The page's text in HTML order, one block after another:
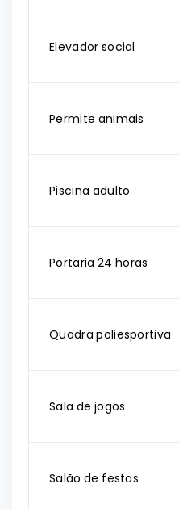
Elevador social
Permite animais
Piscina adulto
Portaria 24 horas
Quadra poliesportiva
Sala de jogos
Salão de festas